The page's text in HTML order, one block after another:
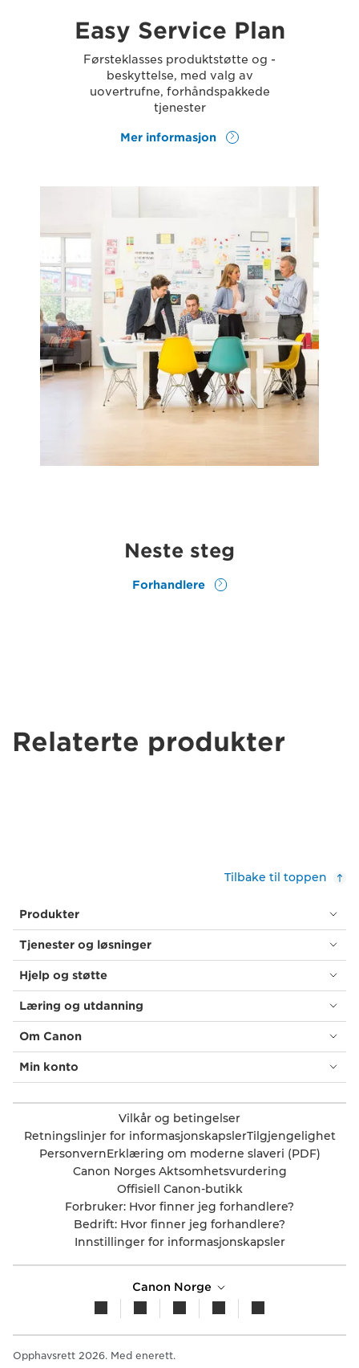
Easy Service Plan
Førsteklasses produktstøtte og -
beskyttelse, med valg av
uovertrufne, forhåndspakkede
tjenester
Mer informasjon
Neste steg
Forhandlere
Relaterte produkter
Tilbake til toppen
Produkter
Tjenester og løsninger
Hjelp og støtte
Læring og utdanning
Om Canon
Min konto
Vilkår og betingelser
Retningslinjer for informasjonskapslerTilgjengelighet
PersonvernErklæring om moderne slaveri (PDF)
Canon Norges Aktsomhetsvurdering
Offisiell Canon-butikk
Forbruker: Hvor finner jeg forhandlere?
Bedrift: Hvor finner jeg forhandlere?
Innstillinger for informasjonskapsler
Canon Norge
Opphavsrett 2026. Med enerett.